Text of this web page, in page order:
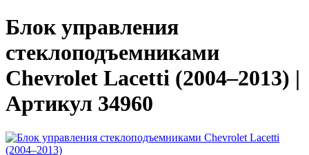
Блок управления
стеклоподъемниками
Chevrolet Lacetti (2004–2013) |
Артикул 34960